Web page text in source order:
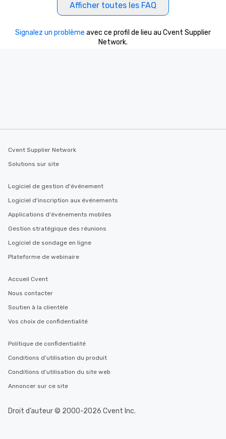
Afficher toutes les FAQ
Signalez un problème avec ce profil de lieu au Cvent Supplier
Network.
Cvent Supplier Network
Solutions sur site
Logiciel de gestion d'événement
Logiciel d'inscription aux événements
Applications d'événements mobiles
Gestion stratégique des réunions
Logiciel de sondage en ligne
Plateforme de webinaire
Accueil Cvent
Nous contacter
Soutien à la clientèle
Vos choix de confidentialité
Politique de confidentialité
Conditions d’utilisation du produit
Conditions d’utilisation du site web
Annoncer sur ce site
Droit d’auteur © 2000-2026 Cvent Inc.